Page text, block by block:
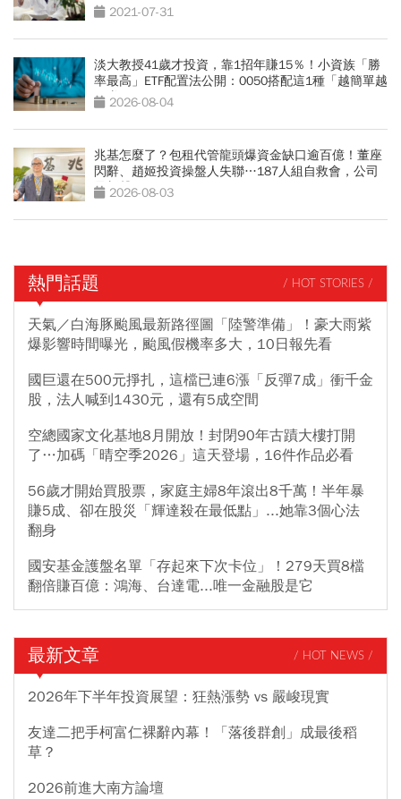
2021-07-31
淡大教授41歲才投資，靠1招年賺15％！小資族「勝
率最高」ETF配置法公開：0050搭配這1種「越簡單越
好賺」
2026-08-04
兆基怎麼了？包租代管龍頭爆資金缺口逾百億！董座
閃辭、趙姬投資操盤人失聯…187人組自救會，公司
最新聲明
2026-08-03
熱門話題 / HOT STORIES /
天氣／白海豚颱風最新路徑圖「陸警準備」！豪大雨紫
爆影響時間曝光，颱風假機率多大，10日報先看
國巨還在500元掙扎，這檔已連6漲「反彈7成」衝千金
股，法人喊到1430元，還有5成空間
空總國家文化基地8月開放！封閉90年古蹟大樓打開
了…加碼「晴空季2026」這天登場，16件作品必看
56歲才開始買股票，家庭主婦8年滾出8千萬！半年暴
賺5成、卻在股災「輝達殺在最低點」...她靠3個心法
翻身
國安基金護盤名單「存起來下次卡位」！279天買8檔
翻倍賺百億：鴻海、台達電...唯一金融股是它
最新文章 / HOT NEWS /
2026年下半年投資展望：狂熱漲勢 vs 嚴峻現實
友達二把手柯富仁裸辭內幕！「落後群創」成最後稻
草？
2026前進大南方論壇